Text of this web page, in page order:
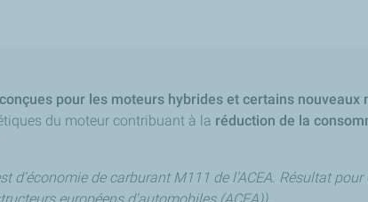
conçues pour les moteurs hybrides et certains nouveaux
du moteur contribuant à la réduction de la
d’économie de carburant M111 de l’ACEA. Résultat